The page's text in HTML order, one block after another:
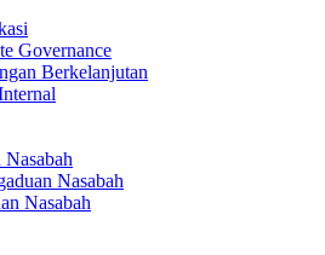
Governance
Berkelanjutan
Nasabah
Nasabah